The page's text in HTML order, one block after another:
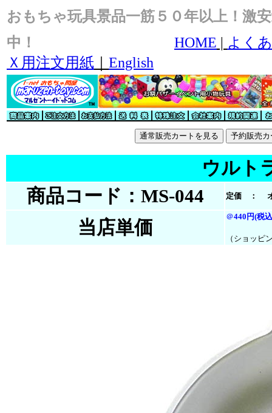
おもちゃ玩具景品一筋５０年以上！激
中！
HOME | よく
Ｘ用注文用紙
English
ウルト
商品コード：MS-044
定価 ： オ
当店単価
＠440円(税
（ショッピ